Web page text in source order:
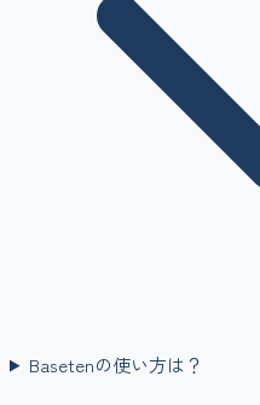
Basetenの使い方は？